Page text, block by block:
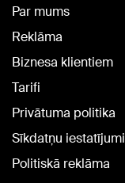
Par mums
Reklāma
Biznesa klientiem
Tarifi
Privātuma politika
Sīkdatņu iestatījumi
Politiskā reklāma